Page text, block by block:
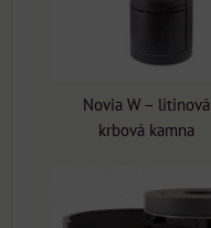
Novia W – litinová
krbová kamna